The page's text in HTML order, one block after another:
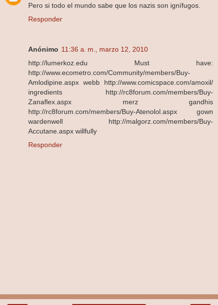
Pero si todo el mundo sabe que los nazis son ignífugos.
Responder
Anónimo 11:36 a. m., marzo 12, 2010
http://lumerkoz.edu Must have:
http://www.ecometro.com/Community/members/Buy-
Amlodipine.aspx webb http://www.comicspace.com/amoxil/
ingredients http://rc8forum.com/members/Buy-
Zanaflex.aspx merz gandhis
http://rc8forum.com/members/Buy-Atenolol.aspx gown
wardenwell http://malgorz.com/members/Buy-
Accutane.aspx willfully
Responder